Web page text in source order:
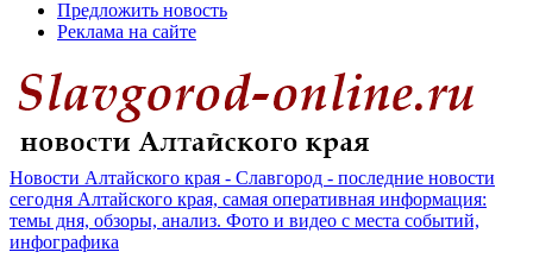
Предложить новость
Реклама на сайте
Новости Алтайского края - Славгород - последние новости
сегодня Алтайского края, самая оперативная информация:
темы дня, обзоры, анализ. Фото и видео с места событий,
инфографика